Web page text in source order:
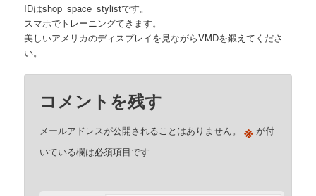
IDはshop_space_stylistです。
スマホでトレーニングてきます。
美しいアメリカのディスプレイを見ながらVMDを鍛えてくださ
い。
コメントを残す
メールアドレスが公開されることはありません。 ※ が付
いている欄は必須項目です